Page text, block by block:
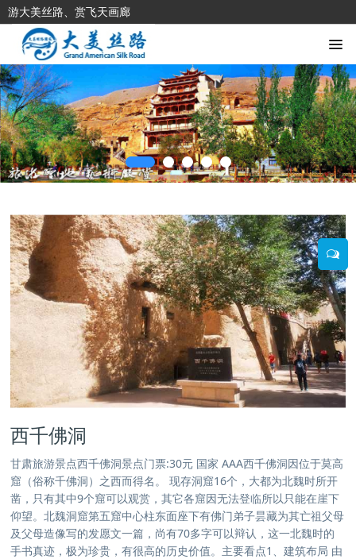
游大美丝路、赏飞天画廊
西千佛洞
甘肃旅游景点西千佛洞景点门票:30元 国家 AAA西千佛洞因位于莫高
窟（俗称千佛洞）之西而得名。 现存洞窟16个，大都为北魏时所开
凿，只有其中9个窟可以观赏，其它各窟因无法登临所以只能在崖下
仰望。北魏洞窟第五窟中心柱东面座下有佛门弟子昙藏为其亡祖父母
及父母造像写的发愿文一篇，尚有70多字可以辩认，这一北魏时的
手书真迹，极为珍贵，有很高的历史价值。主要看点1、建筑布局 由